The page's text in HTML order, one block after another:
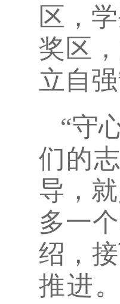
区，
奖区
立自
“守
们的
导，
多一
绍，
推进